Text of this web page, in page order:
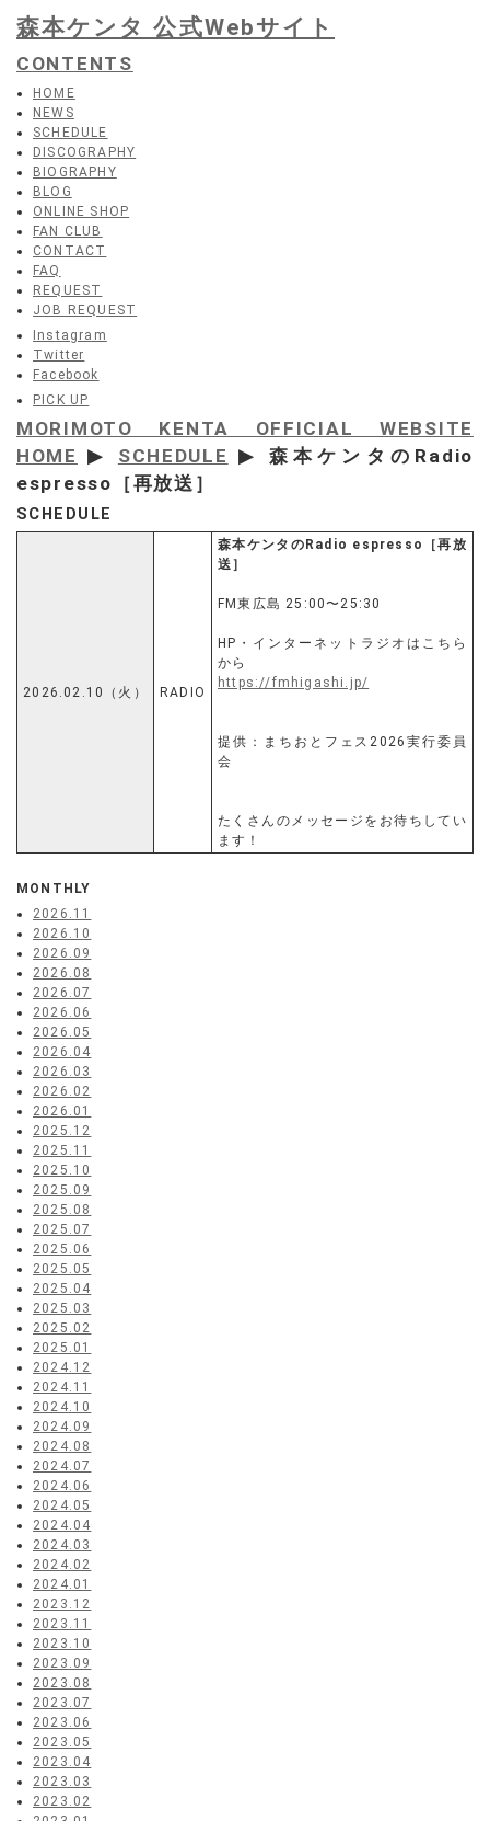
森本ケンタ 公式Webサイト
CONTENTS
HOME
NEWS
SCHEDULE
DISCOGRAPHY
BIOGRAPHY
BLOG
ONLINE SHOP
FAN CLUB
CONTACT
FAQ
REQUEST
JOB REQUEST
Instagram
Twitter
Facebook
PICK UP
MORIMOTO KENTA OFFICIAL WEBSITE
HOME ▶ SCHEDULE ▶ 森本ケンタのRadio
espresso［再放送］
SCHEDULE
2026.02.10（火） RADIO
森本ケンタのRadio espresso［再放
送］
FM東広島 25:00〜25:30
HP・インターネットラジオはこちら
から
https://fmhigashi.jp/
提供：まちおとフェス2026実行委員
会
たくさんのメッセージをお待ちしてい
ます！
MONTHLY
2026.11
2026.10
2026.09
2026.08
2026.07
2026.06
2026.05
2026.04
2026.03
2026.02
2026.01
2025.12
2025.11
2025.10
2025.09
2025.08
2025.07
2025.06
2025.05
2025.04
2025.03
2025.02
2025.01
2024.12
2024.11
2024.10
2024.09
2024.08
2024.07
2024.06
2024.05
2024.04
2024.03
2024.02
2024.01
2023.12
2023.11
2023.10
2023.09
2023.08
2023.07
2023.06
2023.05
2023.04
2023.03
2023.02